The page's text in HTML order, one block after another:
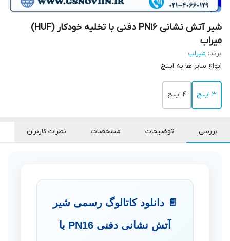
شیر آتش نشانی PN16 دفنی با تخلیه خودکار (HUF)
میراب
برند: میراب
انواع سایز ها به اینچ
3 اینچ 4 اینچ
بررسی توضیحات مشخصات نظرات کاربران
📄 دانلود کاتالوگ رسمی شیر
آتش نشانی دفنی PN16 با